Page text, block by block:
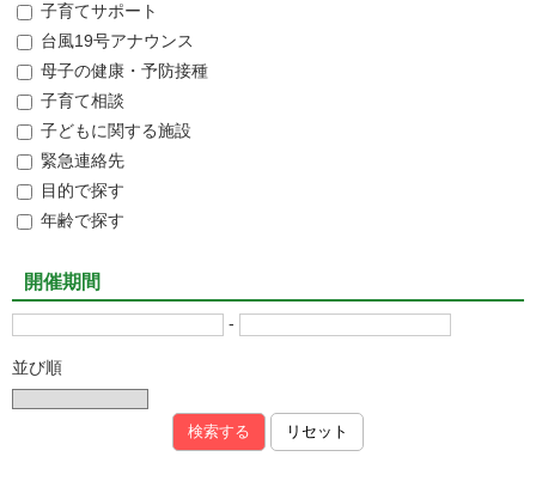
子育てサポート
台風19号アナウンス
母子の健康・予防接種
子育て相談
子どもに関する施設
緊急連絡先
目的で探す
年齢で探す
開催期間
-
並び順